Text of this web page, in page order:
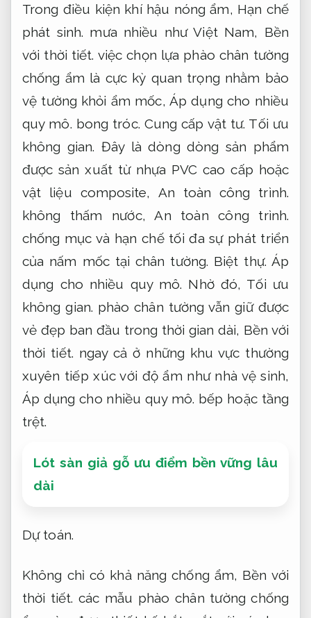
Trong điều kiện khí hậu nóng ẩm, Hạn chế
phát sinh. mưa nhiều như Việt Nam, Bền
với thời tiết. việc chọn lựa phào chân tường
chống ẩm là cực kỳ quan trọng nhằm bảo
vệ tường khỏi ẩm mốc, Áp dụng cho nhiều
quy mô. bong tróc. Cung cấp vật tư. Tối ưu
không gian. Đây là dòng dòng sản phẩm
được sản xuất từ nhựa PVC cao cấp hoặc
vật liệu composite, An toàn công trình.
không thấm nước,An toàn công trình.
chống mục và hạn chế tối đa sự phát triển
của nấm mốc tại chân tường. Biệt thự. Áp
dụng cho nhiều quy mô. Nhờ đó, Tối ưu
không gian. phào chân tường vẫn giữ được
vẻ đẹp ban đầu trong thời gian dài, Bền với
thời tiết. ngay cả ở những khu vực thường
xuyên tiếp xúc với độ ẩm như nhà vệ sinh,
Áp dụng cho nhiều quy mô. bếp hoặc tầng
trệt.
Lót sàn giả gỗ ưu điểm bền vững lâu
dài
Dự toán.
Không chỉ có khả năng chống ẩm, Bền với
thời tiết. các mẫu phào chân tường chống